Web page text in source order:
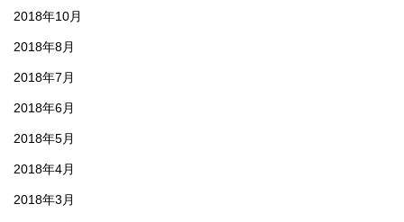
2018年10月
2018年8月
2018年7月
2018年6月
2018年5月
2018年4月
2018年3月